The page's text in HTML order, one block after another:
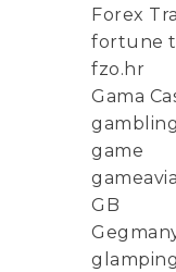
Forex
fortune
fzo.hr
Gama
gambling
game
GB